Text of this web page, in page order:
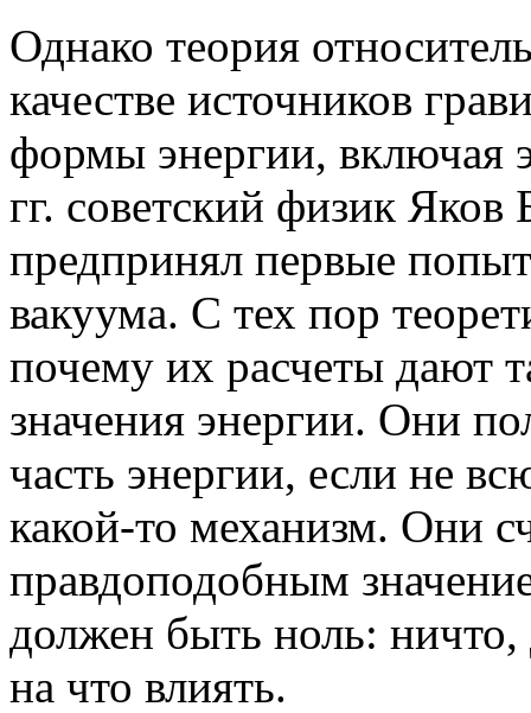
Однако теория
качестве источников
формы энергии, включая
гг. советский физик
предпринял первые
вакуума. С тех пор
почему их расчеты дают
значения энергии. Они
часть энергии, если не
какой-то механизм. Они
правдоподобным
должен быть ноль:
на что влиять.